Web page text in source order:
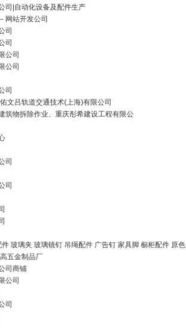
司|自动化设备及配件生产
网站开发公司
司
司
公司
公司
司
文吕轨道交通技术(上海)有限公司
筑物拆除作业、重庆彤希建设工程有限公
司
司
玻璃夹 玻璃镜钉 吊绳配件 广告钉 家具脚 橱柜配件 原色
五金制品厂
司商铺
公司
司